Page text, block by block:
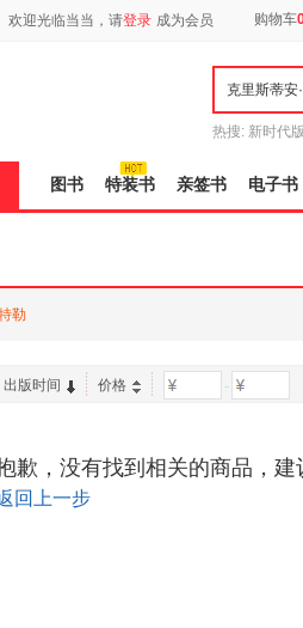
欢迎光临当当，请登录 成为会员 购物车
热搜: 新时代
图书 特装书 亲签书 电子书
勒
出版时间 价格 -
歉，没有找到相关的商品，
回上一步